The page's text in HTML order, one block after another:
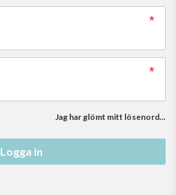
Jag har glömt mitt lösenord...
Logga in